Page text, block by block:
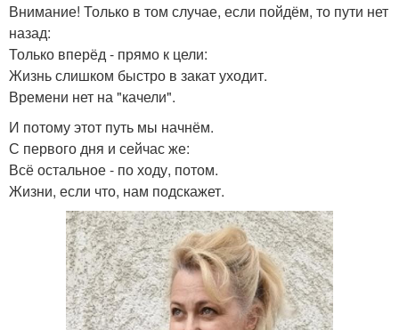
Внимание! Только в том случае, если пойдём, то пути нет
назад:
Только вперёд - прямо к цели:
Жизнь слишком быстро в закат уходит.
Времени нет на "качели".
И потому этот путь мы начнём.
С первого дня и сейчас же:
Всё остальное - по ходу, потом.
Жизни, если что, нам подскажет.